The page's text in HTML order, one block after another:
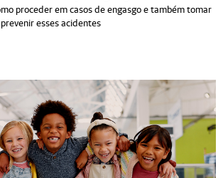
proceder em casos de engasgo e também tomar
esses acidentes